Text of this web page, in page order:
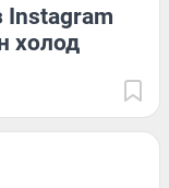
Instagram
холод